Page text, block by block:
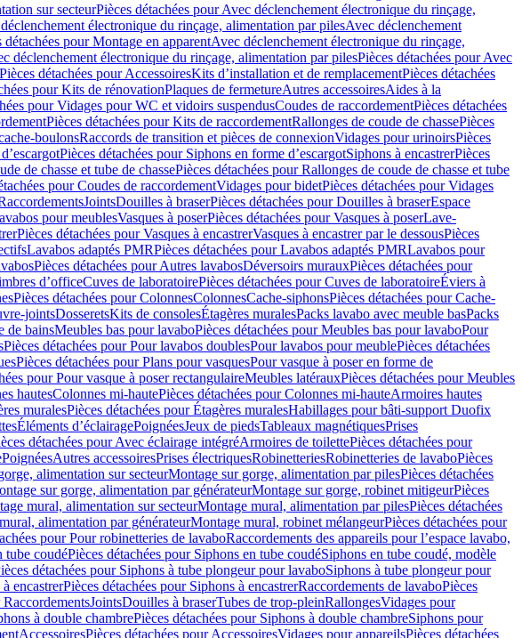
sur secteurPièces détachées pour Avec déclenchement électronique du rinçage,
électronique du rinçage, alimentation par pilesAvec déclenchement
détachées pour Montage en apparentAvec déclenchement électronique du rinçage,
déclenchement électronique du rinçage, alimentation par pilesPièces détachées pour Avec
Pièces détachées pour AccessoiresKits d’installation et de remplacementPièces détachées
pour Kits de rénovationPlaques de fermetureAutres accessoiresAides à la
pour Vidages pour WC et vidoirs suspendusCoudes de raccordementPièces détachées
Pièces détachées pour Kits de raccordementRallonges de coude de chassePièces
boulonsRaccords de transition et pièces de connexionVidages pour urinoirsPièces
Pièces détachées pour Siphons en forme d’escargotSiphons à encastrerPièces
de chasse et tube de chassePièces détachées pour Rallonges de coude de chasse et tube
pour Coudes de raccordementVidages pour bidetPièces détachées pour Vidages
JointsDouilles à braserPièces détachées pour Douilles à braserEspace
pour meublesVasques à poserPièces détachées pour Vasques à poserLave-
Pièces détachées pour Vasques à encastrerVasques à encastrer par le dessousPièces
Lavabos adaptés PMRPièces détachées pour Lavabos adaptés PMRLavabos pour
Pièces détachées pour Autres lavabosDéversoirs murauxPièces détachées pour
dʼofficeCuves de laboratoirePièces détachées pour Cuves de laboratoireÉviers à
Pièces détachées pour ColonnesColonnesCache-siphonsPièces détachées pour Cache-
jointsDosseretsKits de consolesÉtagères muralesPacks lavabo avec meuble basPacks
de bainsMeubles bas pour lavaboPièces détachées pour Meubles bas pour lavaboPour
Pièces détachées pour Pour lavabos doublesPour lavabos pour meublePièces détachées
Pièces détachées pour Plans pour vasquesPour vasque à poser en forme de
pour Pour vasque à poser rectangulaireMeubles latérauxPièces détachées pour Meubles
hautesColonnes mi-hautePièces détachées pour Colonnes mi-hauteArmoires hautes
muralesPièces détachées pour Étagères muralesHabillages pour bâti-support Duofix
Éléments d’éclairagePoignéesJeux de piedsTableaux magnétiquesPrises
détachées pour Avec éclairage intégréArmoires de toilettePièces détachées pour
PoignéesAutres accessoiresPrises électriquesRobinetteriesRobinetteries de lavaboPièces
alimentation sur secteurMontage sur gorge, alimentation par pilesPièces détachées
sur gorge, alimentation par générateurMontage sur gorge, robinet mitigeurPièces
mural, alimentation sur secteurMontage mural, alimentation par pilesPièces détachées
alimentation par générateurMontage mural, robinet mélangeurPièces détachées pour
pour Pour robinetteries de lavaboRaccordements des appareils pour l’espace lavabo,
tube coudéPièces détachées pour Siphons en tube coudéSiphons en tube coudé, modèle
détachées pour Siphons à tube plongeur pour lavaboSiphons à tube plongeur pour
encastrerPièces détachées pour Siphons à encastrerRaccordements de lavaboPièces
RaccordementsJointsDouilles à braserTubes de trop-pleinRallongesVidages pour
à double chambrePièces détachées pour Siphons à double chambreSiphons pour
AccessoiresPièces détachées pour AccessoiresVidages pour appareilsPièces détachées